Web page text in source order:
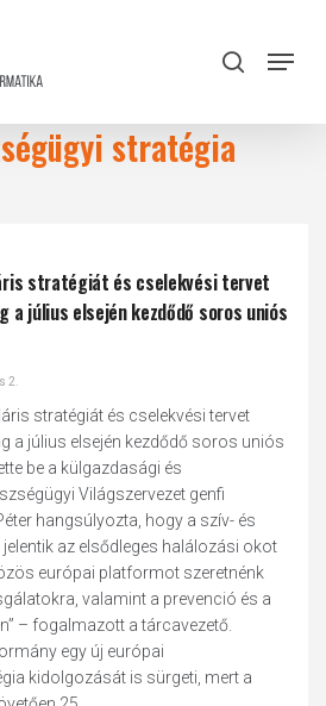
search
Menu
stratégia
stratégiát és cselekvési tervet
a július elsején kezdődő soros uniós
2.
stratégiát és cselekvési tervet
a július elsején kezdődő soros uniós
be a külgazdasági és
Világszervezet genfi
hangsúlyozta, hogy a szív- és
az elsődleges halálozási okot
európai platformot szeretnénk
valamint a prevenció és a
– fogalmazott a tárcavezető.
egy új európai
kidolgozását is sürgeti, mert a
Close